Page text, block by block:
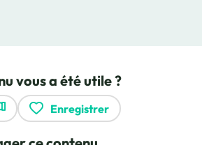
vous a été utile ?
Enregistrer